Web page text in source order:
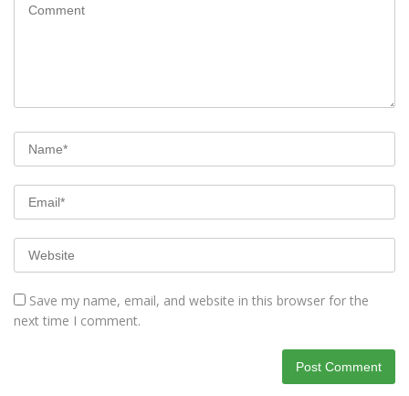
Save my name, email, and website in this browser for the
next time I comment.